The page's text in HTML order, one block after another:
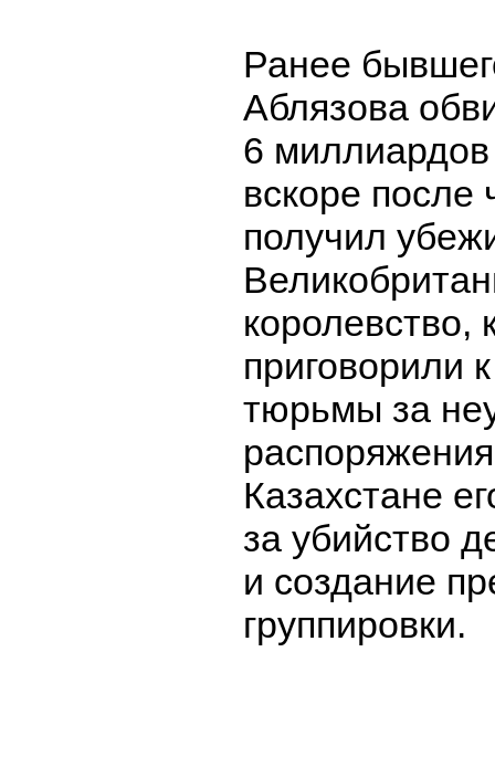
Ранее
Аблязова
6
вскоре после
получил
королевство,
приговорили
тюрьмы за
Казахстане
за убийство
и создание
группировки.